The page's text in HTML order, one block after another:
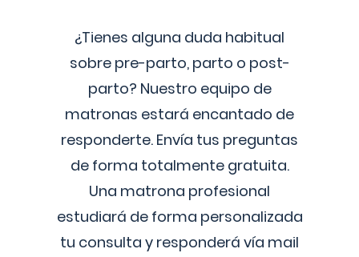
¿Tienes alguna duda habitual
sobre pre-parto, parto o post-
parto? Nuestro equipo de
matronas estará encantado de
responderte. Envía tus preguntas
de forma totalmente gratuita.
Una matrona profesional
estudiará de forma personalizada
tu consulta y responderá vía mail